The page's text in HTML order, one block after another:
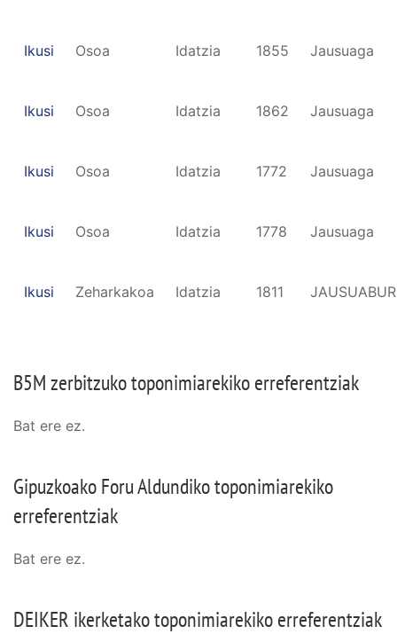
Ikusi Osoa Idatzia 1855 Jausuaga
Ikusi Osoa Idatzia 1862 Jausuaga
Ikusi Osoa Idatzia 1772 Jausuaga
Ikusi Osoa Idatzia 1778 Jausuaga
Ikusi Zeharkakoa Idatzia 1811
B5M zerbitzuko toponimiarekiko erreferentziak
Bat ere ez.
Gipuzkoako Foru Aldundiko toponimiarekiko
erreferentziak
Bat ere ez.
DEIKER ikerketako toponimiarekiko erreferentziak